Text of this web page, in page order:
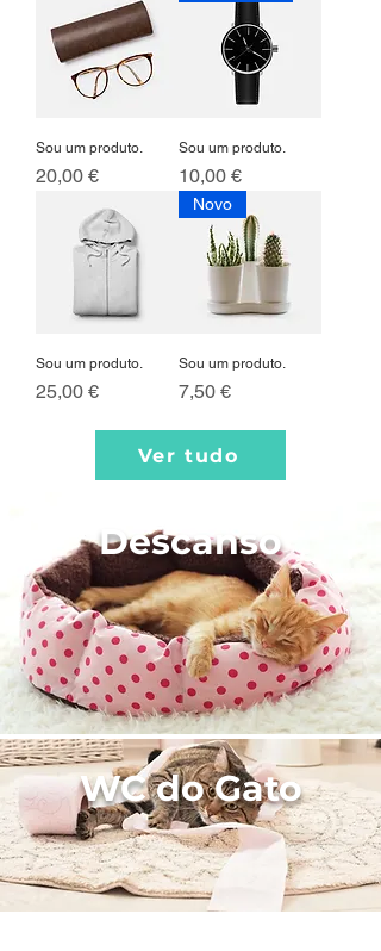
Sou um produto.
Preço
20,00 €
Sou um produto.
Preço
10,00 €
Sou um produto.
Preço
25,00 €
Novo
Sou um produto.
Preço
7,50 €
Ver tudo
Descanso
WC do Gato